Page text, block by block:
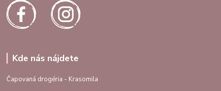
Kde nás nájdete
Čapovaná drogéria - Krasomila